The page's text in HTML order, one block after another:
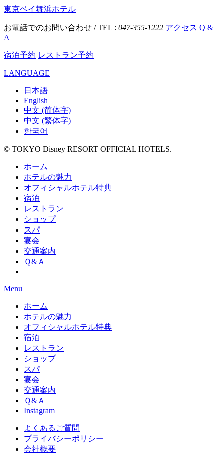
東京ベイ舞浜ホテル
お電話でのお問い合わせ / TEL : 047-355-1222 アクセス Q &
A
宿泊予約 レストラン予約
LANGUAGE
日本語
English
中文 (简体字)
中文 (繁体字)
한국어
© TOKYO Disney RESORT OFFICIAL HOTELS.
ホーム
ホテルの魅力
オフィシャルホテル特典
宿泊
レストラン
ショップ
スパ
宴会
交通案内
Ｑ&Ａ
Menu
ホーム
ホテルの魅力
オフィシャルホテル特典
宿泊
レストラン
ショップ
スパ
宴会
交通案内
Ｑ&Ａ
Instagram
よくあるご質問
プライバシーポリシー
会社概要